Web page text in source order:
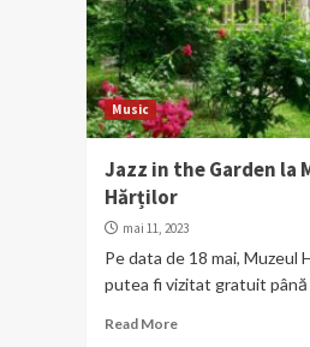
Music
Jazz in the Garden la
Hărților
mai 11, 2023
Pe data de 18 mai, Muzeul
putea fi vizitat gratuit până
Read More